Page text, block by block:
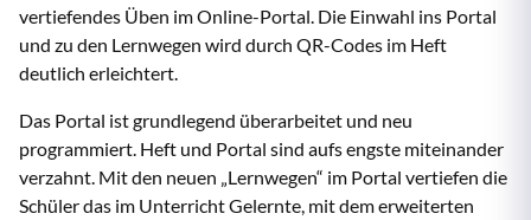
vertiefendes Üben im Online-Portal. Die Einwahl ins Portal
und zu den Lernwegen wird durch QR-Codes im Heft
deutlich erleichtert.
Das Portal ist grundlegend überarbeitet und neu
programmiert. Heft und Portal sind aufs engste miteinander
verzahnt. Mit den neuen „Lernwegen“ im Portal vertiefen die
Schüler das im Unterricht Gelernte, mit dem erweiterten